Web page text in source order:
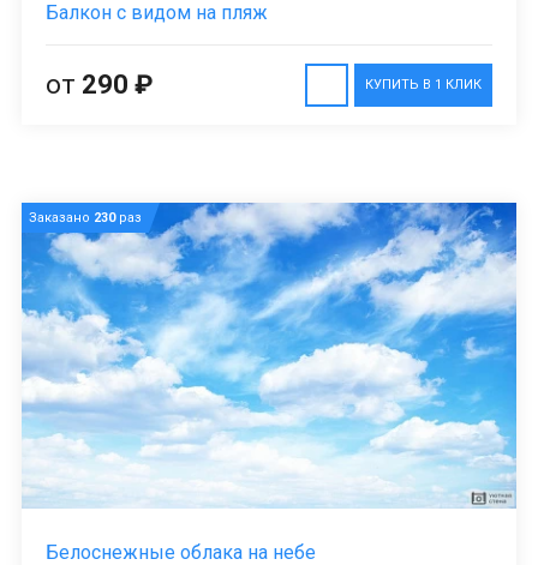
Балкон с видом на пляж
КУПИТЬ В 1 КЛИК
от 290 ₽
Заказано 230раз
Белоснежные облака на небе